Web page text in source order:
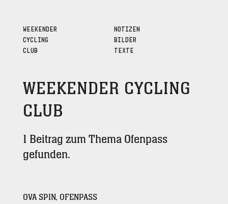
WEEKENDER
CYCLING
CLUB
NOTIZEN
BILDER
TEXTE
WEEKENDER CYCLING
CLUB
1 Beitrag zum Thema Ofenpass
gefunden.
OVA SPIN, OFENPASS